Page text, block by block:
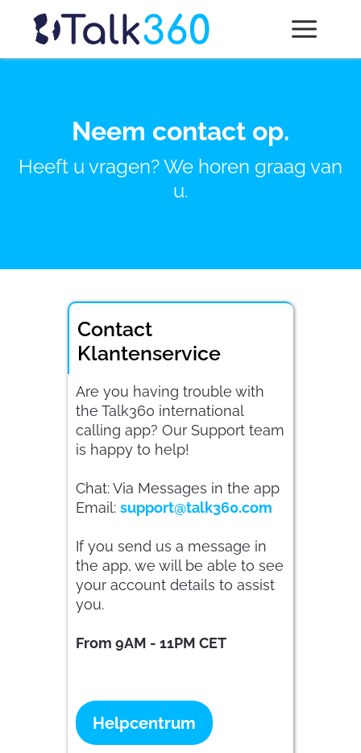
Neem contact op.
Heeft u vragen? We horen graag van
u.
Contact
Klantenservice
Are you having trouble with
the Talk360 international
calling app? Our Support team
is happy to help!
Chat: Via Messages in the app
Email: support@talk360.com
If you send us a message in
the app, we will be able to see
your account details to assist
you.
From 9AM - 11PM CET
Helpcentrum